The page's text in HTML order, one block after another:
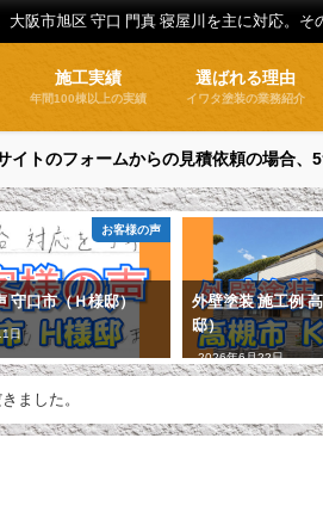
阪市旭区 守口 門真 寝屋川を主に対応。そ
施工実績
年間100棟以上の実績
選ばれる理由
イワタ塗装の業務紹介
イトのフォームからの見積依頼の場合、5
お客様の声
守口市（Ｈ様邸）
日
外壁塗装 施工例
邸）
2026年6月22日
ました。